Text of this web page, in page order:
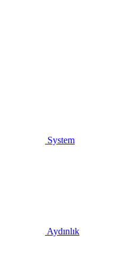
System
Aydınlık